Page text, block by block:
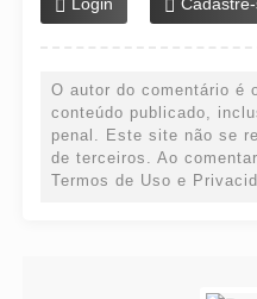
O autor do comentário é
conteúdo publicado,
penal. Este site não se
de terceiros. Ao
Termos de Uso e